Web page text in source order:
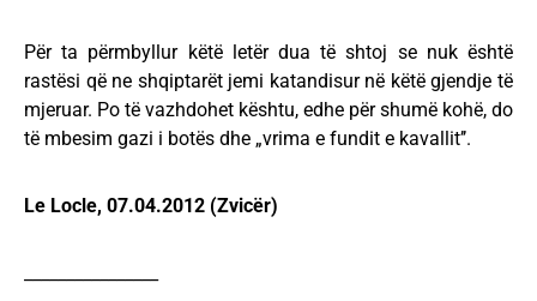
Për ta përmbyllur këtë letër dua të shtoj se nuk është
rastësi që ne shqiptarët jemi katandisur në këtë gjendje të
mjeruar. Po të vazhdohet kështu, edhe për shumë kohë, do
të mbesim gazi i botës dhe „vrima e fundit e kavallit’’.
Le Locle, 07.04.2012 (Zvicër)